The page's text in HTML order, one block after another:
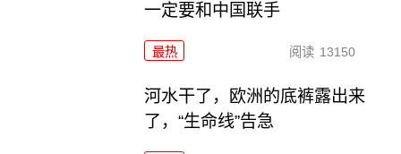
一定要和中国联手
最热 阅读 13150
河水干了，欧洲的底裤露出来
了，“生命线”告急